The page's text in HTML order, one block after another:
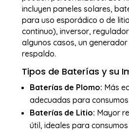
incluyen paneles solares,
para uso esporádico o de
continuo), inversor,
algunos casos, un
respaldo.
Tipos de Baterías y su
Baterías de Plomo: Más
adecuadas para
Baterías de Litio: Mayor
útil, ideales para